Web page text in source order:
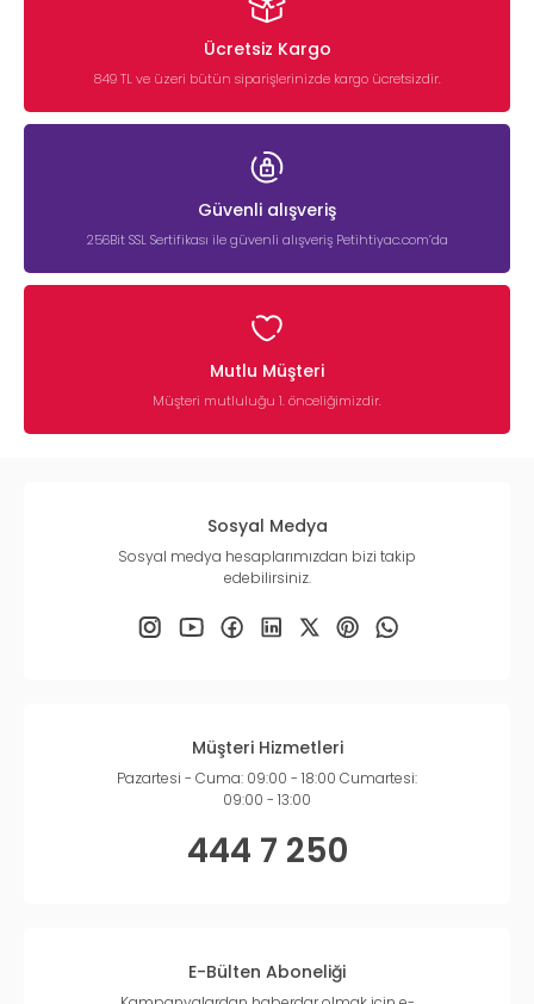
Ücretsiz Kargo
849 TL ve üzeri bütün siparişlerinizde kargo ücretsizdir.
Güvenli alışveriş
256Bit SSL Sertifikası ile güvenli alışveriş Petihtiyac.com’da
Mutlu Müşteri
Müşteri mutluluğu 1. önceliğimizdir.
Sosyal Medya
Sosyal medya hesaplarımızdan bizi takip
edebilirsiniz.
Müşteri Hizmetleri
Pazartesi - Cuma: 09:00 - 18:00 Cumartesi:
09:00 - 13:00
444 7 250
E-Bülten Aboneliği